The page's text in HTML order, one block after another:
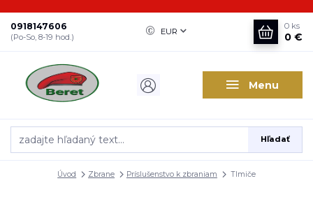
Menu
EUR
Hľadať
0918147606
(Po-So, 8-19 hod.)
0 ks
0 €
Úvod Zbrane Príslušenstvo k zbraniam Tlmiče